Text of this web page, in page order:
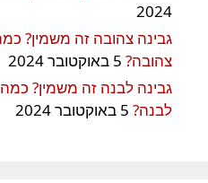
2024
גבינה צהובה זה משמין?
צהובה? 5 באוקטובר 2024
גבינה לבנה זה משמין? כמה
לבנה? 5 באוקטובר 2024